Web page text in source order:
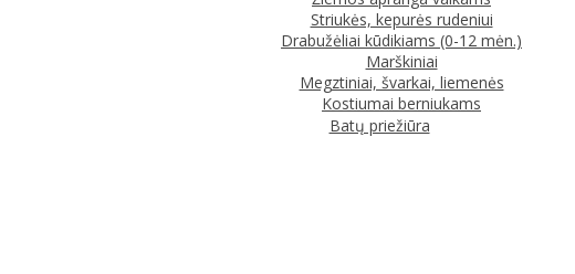
Striukės, kepurės rudeniui
Drabužėliai kūdikiams (0-12 mėn.)
Marškiniai
Megztiniai, švarkai, liemenės
Kostiumai berniukams
Batų priežiūra